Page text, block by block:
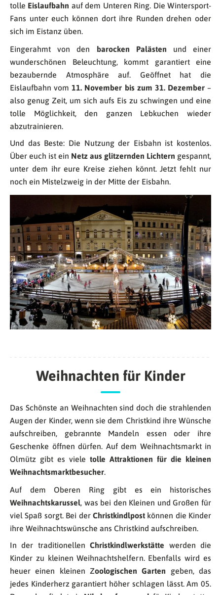
tolle Eislaufbahn auf dem Unteren Ring. Die Wintersport-
Fans unter euch können dort ihre Runden drehen oder
sich im Eistanz üben.
Eingerahmt von den barocken Palästen und einer
wunderschönen Beleuchtung, kommt garantiert eine
bezaubernde Atmosphäre auf. Geöffnet hat die
Eislaufbahn vom 11. November bis zum 31. Dezember–
also genug Zeit, um sich aufs Eis zu schwingen und eine
tolle Möglichkeit, den ganzen Lebkuchen wieder
abzutrainieren.
Und das Beste: Die Nutzung der Eisbahn ist kostenlos.
Über euch ist ein Netz aus glitzernden Lichtern gespannt,
unter dem ihr eure Kreise ziehen könnt. Jetzt fehlt nur
noch ein Mistelzweig in der Mitte der Eisbahn.
Weihnachten für Kinder
Das Schönste an Weihnachten sind doch die strahlenden
Augen der Kinder, wenn sie dem Christkind ihre Wünsche
aufschreiben, gebrannte Mandeln essen oder ihre
Geschenke öffnen dürfen. Auf dem Weihnachtsmarkt in
Olmütz gibt es viele tolle Attraktionen für die kleinen
Weihnachtsmarktbesucher.
Auf dem Oberen Ring gibt es ein historisches
Weihnachtskarussel, was bei den Kleinen und Großen für
viel Spaß sorgt. Bei der Christkindlpostkönnen die Kinder
ihre Weihnachtswünsche ans Christkind aufschreiben.
In der traditionellenChristkindlwerkstätte werden die
Kinder zu kleinen Weihnachtshelfern. Ebenfalls wird es
heuer einen kleinen Zoologischen Garten geben, das
jedes Kinderherz garantiert höher schlagen lässt. Am 05.